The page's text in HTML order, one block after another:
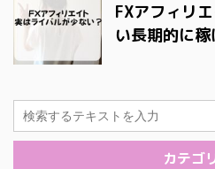
FXアフィリ
い長期的に稼
カテゴ